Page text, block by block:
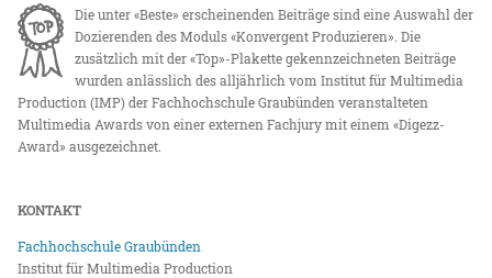
Die unter «Beste» erscheinenden Beiträge sind eine Auswahl der
Dozierenden des Moduls «Konvergent Produzieren». Die
zusätzlich mit der «Top»-Plakette gekennzeichneten Beiträge
wurden anlässlich des alljährlich vom Institut für Multimedia
Production (IMP) der Fachhochschule Graubünden veranstalteten
Multimedia Awards von einer externen Fachjury mit einem «Digezz-
Award» ausgezeichnet.
KONTAKT
Fachhochschule Graubünden
Institut für Multimedia Production